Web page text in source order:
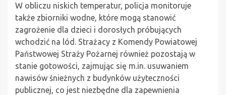
W obliczu niskich temperatur, policja monitoruje
także zbiorniki wodne, które mogą stanowić
zagrożenie dla dzieci i dorosłych próbujących
wchodzić na lód. Strażacy z Komendy Powiatowej
Państwowej Straży Pożarnej również pozostają w
stanie gotowości, zajmując się m.in. usuwaniem
nawisów śnieżnych z budynków użyteczności
publicznej, co jest niezbędne dla zapewnienia